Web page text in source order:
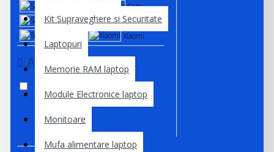
Kit Supraveghere si Securitate
Laptopuri
Memorie RAM laptop
Module Electronice laptop
Monitoare
Mufa alimentare laptop
Sony
Sony Vaio
Sunon
Xiaomi
AVAILABILITY